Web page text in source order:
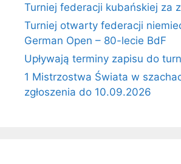
Turniej federacji kubańskiej za
Turniej otwarty federacji
German Open – 80-lecie BdF
Upływają terminy zapisu do
1 Mistrzostwa Świata w
zgłoszenia do 10.09.2026